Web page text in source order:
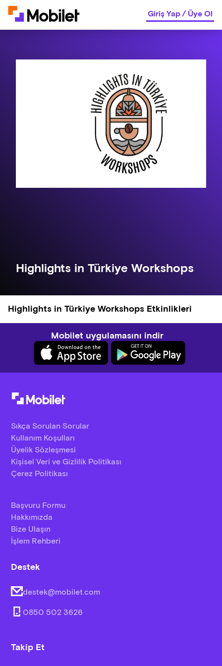
Giriş Yap/Üye Ol
Highlights in Türkiye Workshops
Highlights in Türkiye Workshops Etkinlikleri
Mobilet uygulamasını indir
Sıkça Sorulan Sorular
Kullanım Koşulları
Üyelik Sözleşmesi
Kişisel Veri ve Gizlilik Politikası
Çerez Politikası
Başvuru Formu
Hakkımızda
Bize Ulaşın
İşlem Rehberi
Destek
destek@mobilet.com
0850 502 3626
Takip Et